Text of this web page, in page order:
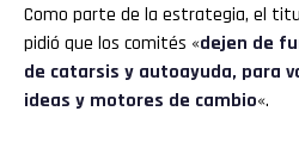
Como parte de la estrategia, el
pidió que los comités «dejen de
de catarsis y autoayuda, para
ideas y motores de cambio«.